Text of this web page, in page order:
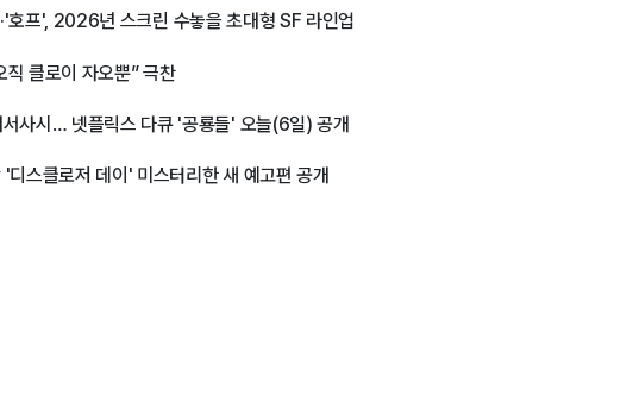
호프', 2026년 스크린 수놓을 초대형 SF 라인업
클로이 자오뿐” 극찬
사시… 넷플릭스 다큐 '공룡들' 오늘(6일) 공개
스클로저 데이' 미스터리한 새 예고편 공개